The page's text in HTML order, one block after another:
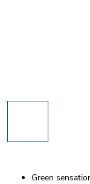
Green